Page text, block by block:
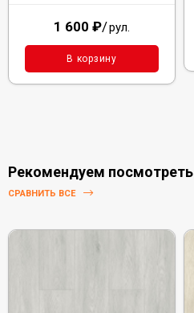
1 600 ₽/рул.
В корзину
Рекомендуем посмотреть
СРАВНИТЬ ВСЕ